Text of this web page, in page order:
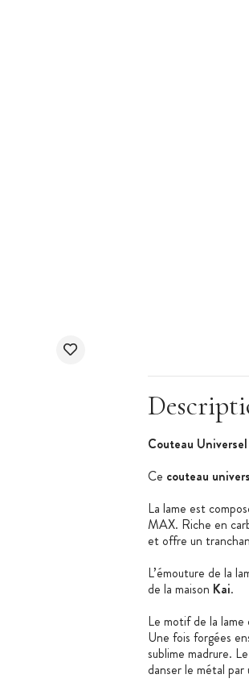
Couteau
Ce couteau
La lame est
MAX. Riche en
et offre un
L’émouture de la
de la maison Kai.
Le motif de la lame
Une fois forgées
sublime madrure.
danser le métal par